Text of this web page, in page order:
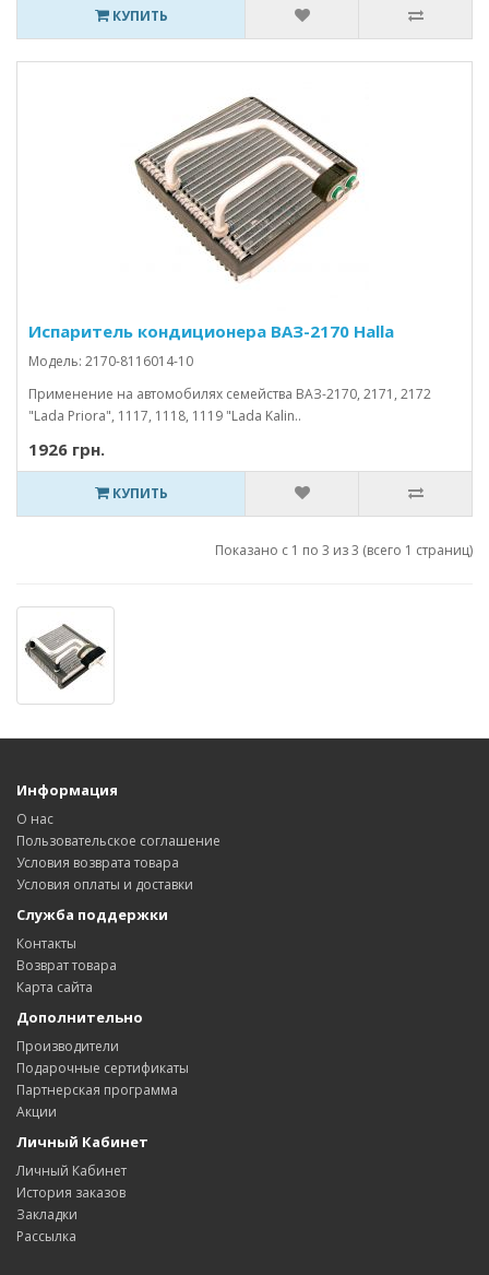
КУПИТЬ
Испаритель кондиционера ВАЗ-2170 Halla
Модель: 2170-8116014-10
Применение на автомобилях семейства ВАЗ-2170, 2171, 2172
"Lada Priora", 1117, 1118, 1119 "Lada Kalin..
1926 грн.
КУПИТЬ
Показано с 1 по 3 из 3 (всего 1 страниц)
Информация
О нас
Пользовательское соглашение
Условия возврата товара
Условия оплаты и доставки
Служба поддержки
Контакты
Возврат товара
Карта сайта
Дополнительно
Производители
Подарочные сертификаты
Партнерская программа
Акции
Личный Кабинет
Личный Кабинет
История заказов
Закладки
Рассылка